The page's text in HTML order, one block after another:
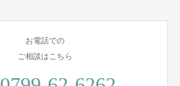
お電話での
ご相談はこちら